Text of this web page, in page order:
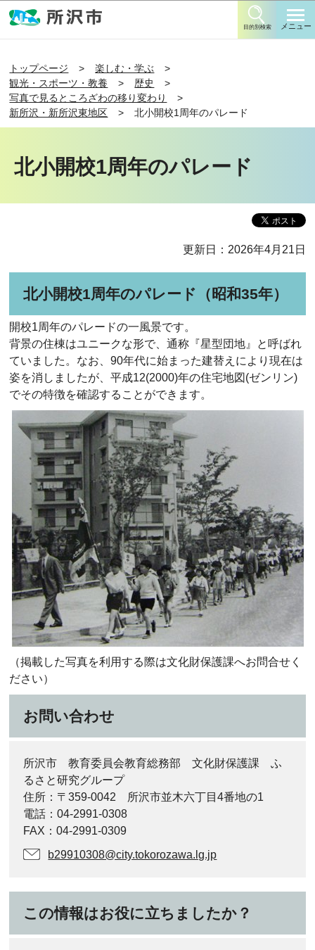
目的別検索 メニュー
トップページ
楽しむ・学ぶ
観光・スポーツ・教養
歴史
写真で見るところざわの移り変わり
新所沢・新所沢東地区
北小開校1周年のパレード
北小開校1周年のパレード
更新日：2026年4月21日
北小開校1周年のパレード（昭和35年）
開校1周年のパレードの一風景です。
背景の住棟はユニークな形で、通称『星型団地』と呼ばれ
ていました。なお、90年代に始まった建替えにより現在は
姿を消しましたが、平成12(2000)年の住宅地図(ゼンリン)
でその特徴を確認することができます。
（掲載した写真を利用する際は文化財保護課へお問合せく
ださい）
お問い合わせ
所沢市 教育委員会教育総務部 文化財保護課 ふ
るさと研究グループ
住所：〒359-0042 所沢市並木六丁目4番地の1
電話：04-2991-0308
FAX：04-2991-0309
b29910308@city.tokorozawa.lg.jp
この情報はお役に立ちましたか？